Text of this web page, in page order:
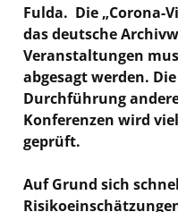
Fulda. Die „Corona-
das deutsche
Veranstaltungen
abgesagt werden.
Durchführung
Konferenzen wird
geprüft.
Auf Grund sich